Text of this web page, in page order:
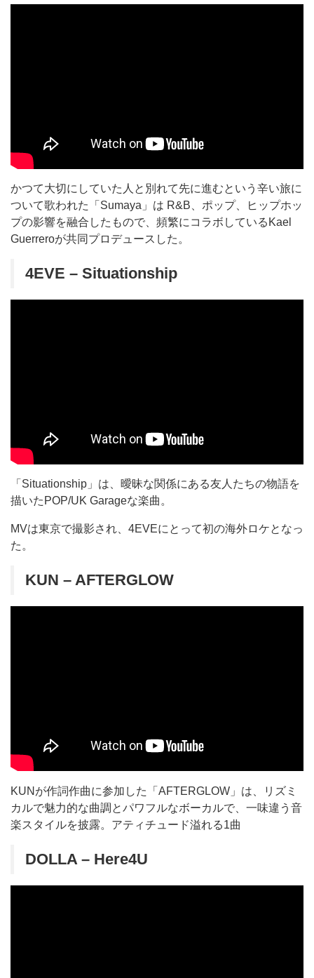
かつて大切にしていた人と別れて先に進むという辛い旅に
ついて歌われた「Sumaya」は R&B、ポップ、ヒップホッ
プの影響を融合したもので、頻繁にコラボしているKael
Guerreroが共同プロデュースした。
4EVE – Situationship
「Situationship」は、曖昧な関係にある友人たちの物語を
描いたPOP/UK Garageな楽曲。
MVは東京で撮影され、4EVEにとって初の海外ロケとなっ
た。
KUN – AFTERGLOW
KUNが作詞作曲に参加した「AFTERGLOW」は、リズミ
カルで魅力的な曲調とパワフルなボーカルで、一味違う音
楽スタイルを披露。アティチュード溢れる1曲
DOLLA – Here4U